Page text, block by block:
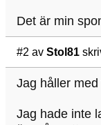
Det är min
#2 av Stol81
Jag håller
Jag hade inte